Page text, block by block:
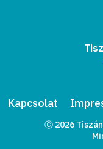
Kapcsolat
Ⓒ 2026